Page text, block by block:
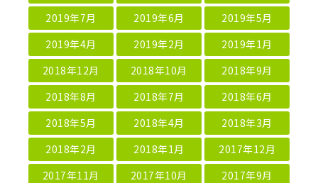
2019年7月
2019年6月
2019年5月
2019年4月
2019年2月
2019年1月
2018年12月
2018年10月
2018年9月
2018年8月
2018年7月
2018年6月
2018年5月
2018年4月
2018年3月
2018年2月
2018年1月
2017年12月
2017年11月
2017年10月
2017年9月